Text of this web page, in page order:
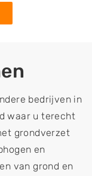
bedrijven in
waar u terecht
grondverzet
en
van grond en